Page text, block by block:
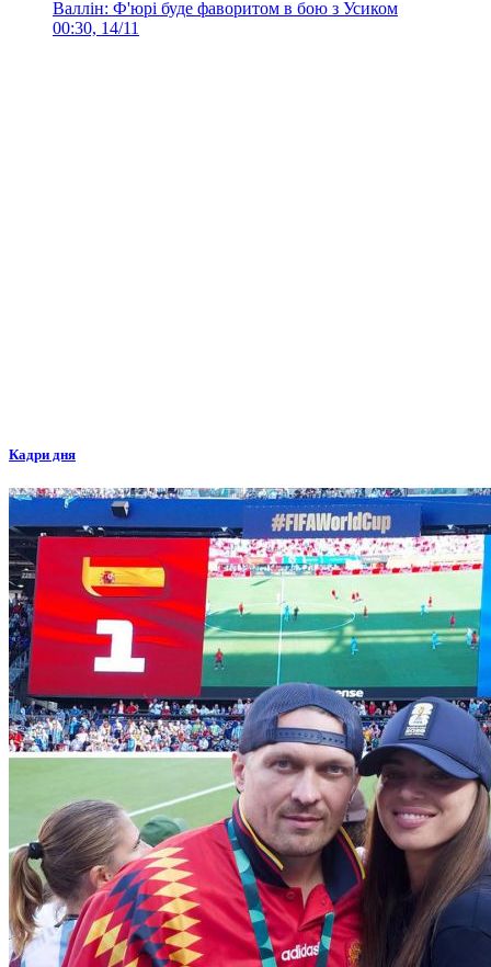
Валлін: Ф'юрі буде фаворитом в бою з Усиком
00:30, 14/11
Кадри дня